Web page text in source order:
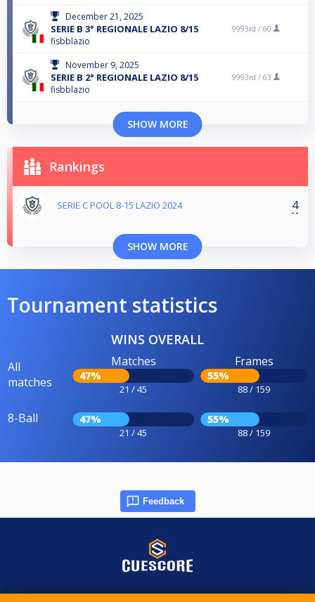
December 21, 2025
SERIE B 3° REGIONALE LAZIO 8/15
fisbblazio
9993rd / 60
November 9, 2025
SERIE B 2° REGIONALE LAZIO 8/15
fisbblazio
9993rd / 63
SHOW MORE
Rankings
SERIE C POOL 8-15 LAZIO 2024 4
SHOW MORE
Tournament statistics
WINS OVERALL
All
matches
Matches
47%
21 / 45
Frames
55%
88 / 159
8-Ball 47%
21 / 45
55%
88 / 159
Feedback